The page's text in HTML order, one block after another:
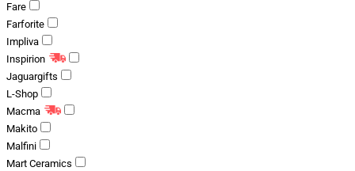
Fare
Farforite
Impliva
Inspirion
Jaguargifts
L-Shop
Macma
Makito
Malfini
Mart Ceramics